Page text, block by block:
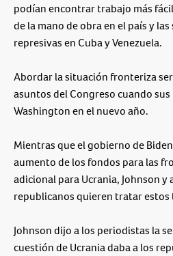
podían encontrar trabajo más
de la mano de obra en el país y
represivas en Cuba y Venezuela.
Abordar la situación fronteriza
asuntos del Congreso cuando
Washington en el nuevo año.
Mientras que el gobierno de
aumento de los fondos para las
adicional para Ucrania, Johnson y
republicanos quieren tratar estos
Johnson dijo a los periodistas la
cuestión de Ucrania daba a los